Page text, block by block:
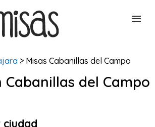
> Misas Cabanillas del Campo
Cabanillas del Campo